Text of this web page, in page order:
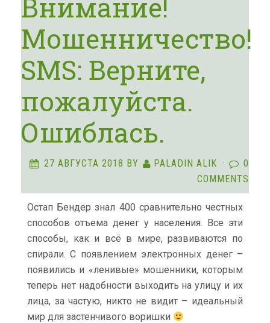
Внимание!
Мошенничество!
SMS: Верните,
пожалуйста.
Ошиблась.
27 АВГУСТА 2018 BY PALADIN ALIK ·
0
COMMENTS
Остап Бендер знал 400 сравнительно честных
способов отъема денег у населения. Все эти
способы, как и всё в мире, развиваются по
спирали. С появлением электронных денег –
появились и «ленивые» мошенники, которым
теперь нет надобности выходить на улицу и их
лица, за частую, никто не видит – идеальный
мир для застенчивого воришки